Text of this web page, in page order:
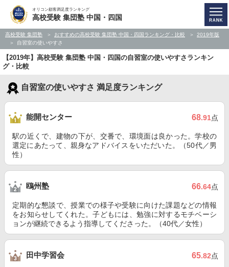
オリコン顧客満足度ランキング
高校受験 集団塾 中国・四国
高校受験 集団塾 おすすめの高校受験 集団塾 中国・四国ランキング・比較
2019年版
自習室の使いやすさ
【2019年】高校受験 集団塾 中国・四国の自習室の使いやすさランキン
グ・比較
自習室の使いやすさ 満足度ランキング
能開センター 68.91点
駅の近くで、建物の下が、交番で、環境面は良かった。学校の
選定にあたって、親身なアドバイスをいただいた。（50代／男
性）
鴎州塾 66.64点
定期的な懇談で、授業での様子や受験に向けた課題などの情報
をお知らせしてくれた。子どもには、勉強に対するモチベーシ
ョンが継続できるよう指導してくださった。（40代／女性）
田中学習会 65.82点